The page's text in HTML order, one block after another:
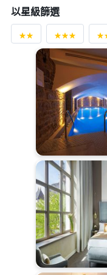
以星級篩選